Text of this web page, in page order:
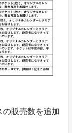
の販売数を追加